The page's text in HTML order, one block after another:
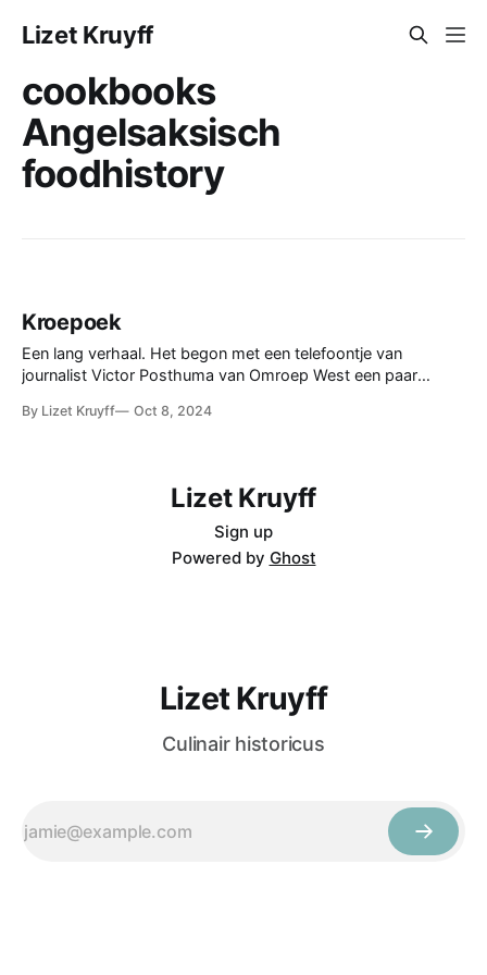
Lizet Kruyff
cookbooks
Angelsaksisch
foodhistory
Kroepoek
Een lang verhaal. Het begon met een telefoontje van
journalist Victor Posthuma van Omroep West een paar
kroepoek, maar die is eigenlijk nergens meer te vinden. Wat
By Lizet Kruyff Oct 8, 2024
Lizet Kruyff
Sign up
Powered by Ghost
Lizet Kruyff
Culinair historicus